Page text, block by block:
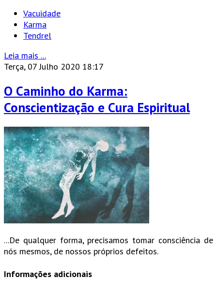
Vacuidade
Karma
Tendrel
Leia mais ...
Terça, 07 Julho 2020 18:17
O Caminho do Karma:
Conscientização e Cura Espiritual
...De qualquer forma, precisamos tomar consciência de
nós mesmos, de nossos próprios defeitos.
Informações adicionais